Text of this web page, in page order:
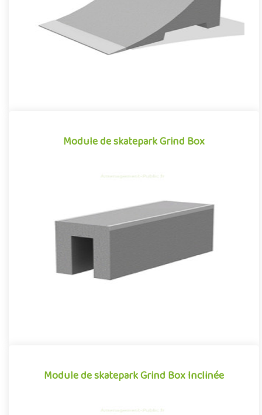
Module de skatepark Grind Box
Module de skatepark Grind Box
La Grind Box est un module de skatepark en béton préfabriqué,
inspiré des divers obstacles que l'on peut retrouver dans les e..
Module de skatepark Grind Box Inclinée